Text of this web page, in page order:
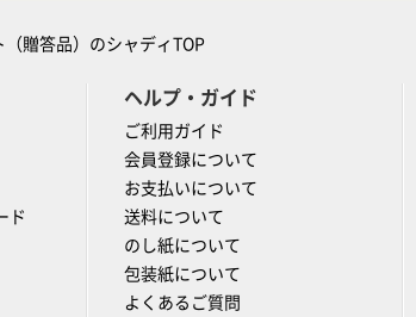
（贈答品）のシャディTOP
ド
ヘルプ・ガイド
ご利用ガイド
会員登録について
お支払いについて
送料について
のし紙について
包装紙について
よくあるご質問